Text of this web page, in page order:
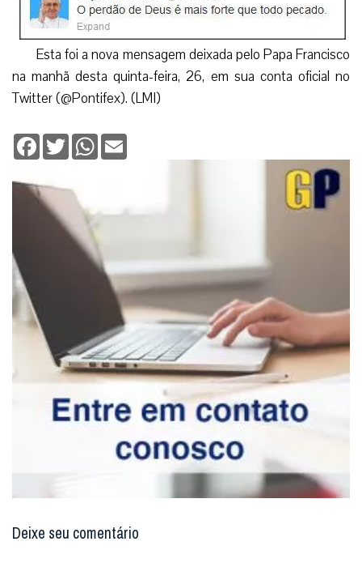
Esta foi a nova mensagem deixada pelo Papa Francisco
na manhã desta quinta-feira, 26, em sua conta oficial no
Twitter (@Pontifex). (LMI)
Facebook
TwitterWhatsApp
Deixe seu comentário